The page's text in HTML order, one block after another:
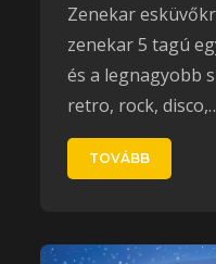
Zenekar
zenekar 5 tagú
és a legnagyobb
retro, rock,
TOVÁBB